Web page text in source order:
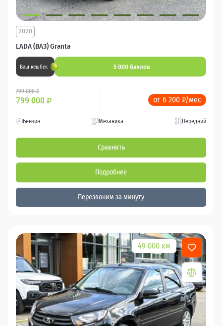
LADA (ВАЗ) Granta
2020
Ваш кешбек 5 000 баллов
799 000 ₽
799 000 ₽ от 6 200 ₽/мес
Бензин Механика Передний
Сравнить
Подробнее
Перезвоним за минуту
49 000 км